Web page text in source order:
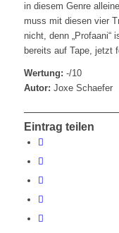
in diesem Genre
muss mit diesen vier
nicht, denn „Profaani“
bereits auf Tape, jetzt
Wertung: -/10
Autor: Joxe Schaefer
Eintrag teilen